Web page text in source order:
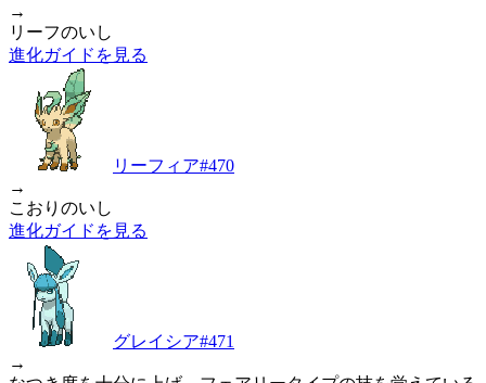
→
リーフのいし
進化ガイドを見る
リーフィア#470
→
こおりのいし
進化ガイドを見る
グレイシア#471
→